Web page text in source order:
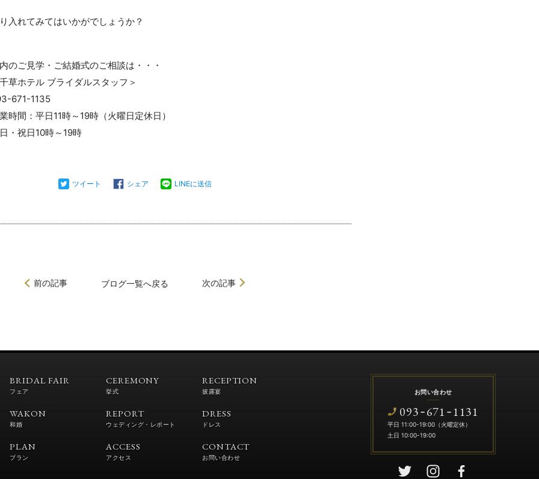
入れてみてはいかがでしょうか？
のご見学・ご結婚式のご相談は・・・
草ホテル ブライダルスタッフ＞
671-1135
時間：平日11時～19時（火曜日定休日）
・祝日10時～19時
ツイート シェア LINEに送信
前の記事 ブログ一覧へ戻る 次の記事
BRIDAL FAIR
フェア
CEREMONY
挙式
RECEPTION
披露宴
WAKON
和婚
REPORT
ウェディング・レポート
DRESS
ドレス
PLAN
プラン
ACCESS
アクセス
CONTACT
お問い合わせ
お問い合わせ
093-671 -1131
平日 11:00-19:00（火曜定休）
土日 10:00-19:00